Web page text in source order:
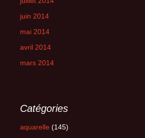
juin 2014
mai 2014
avril 2014
mars 2014
Catégories
aquarelle (145)